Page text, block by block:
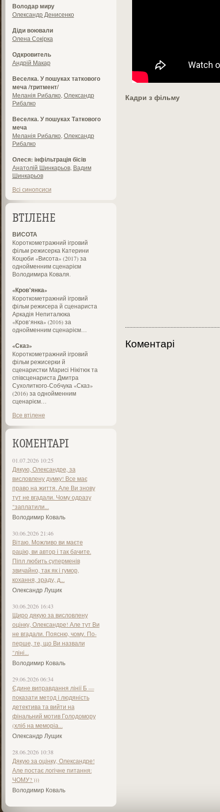
Володар миру
Олександр Денисенко
Діди воювали
Олена Сокірка
Одкровитель
Андрій Макар
Веселка. У пошуках таткового
меча /тритмент/
Меланія Рибалко Олександр
Рибалко
Веселка. У пошуках Таткового
меча
Меланія Рибалко Олександр
Рибалко
Олеся: інфільтрація бісів
Анатолій Шинкарьов, Вадим
Шинкарьов
Всі синопсиси
ВТІЛЕНЕ
ВИСОТА
Короткометражний ігровий
фільм режисерка Катерини
Коцюби «Висота» (2017) за
однойменним сценарієм
Володимира Коваля.
«Кров’янка»
Короткометражний ігровий
фільм режисера й сценариста
Аркадія Непиталюка
«Кров’янка» (2016) за
однойменним сценарієм…
«Сказ»
Короткометражний ігровий
фільм режисерки й
сценаристки Марисі Нікітюк та
співсценариста Дмитра
Сухолиткого-Собчука «Сказ»
(2016) за однойменним
сценарієм…
Все втілене
КОМЕНТАРІ
01.07.2026 10:25
Дякую, Олександре, за
висловлену думку! Все має
право на життя. Але Ви знову
тут не вгадали. Чому одразу
"заплатили...
Володимир Коваль
30.06.2026 21:46
Вітаю. Можливо ви маєте
рацію, ви автор і так бачите.
Піпл любить суперменів
звичайно, так як і гумор,
кохання, зраду, д...
Олександр Лущик
30.06.2026 16:43
Щиро дякую за висловлену
оцінку, Олександре! Але тут Ви
не вгадали. Поясню, чому. По-
перше, те, що Ви назвали
"ліні...
Володимир Коваль
29.06.2026 06:34
Єдине виправдання лінії Б —
показати метод і людяність
детектива та вийти на
фінальний мотив Голодомору
(хліб на меморіа...
Олександр Лущик
28.06.2026 10:38
Дякую за оцінку, Олександре!
Але постає логічне питання:
ЧОМУ? )))
Володимир Коваль
Кадри з фільму
Коментарі